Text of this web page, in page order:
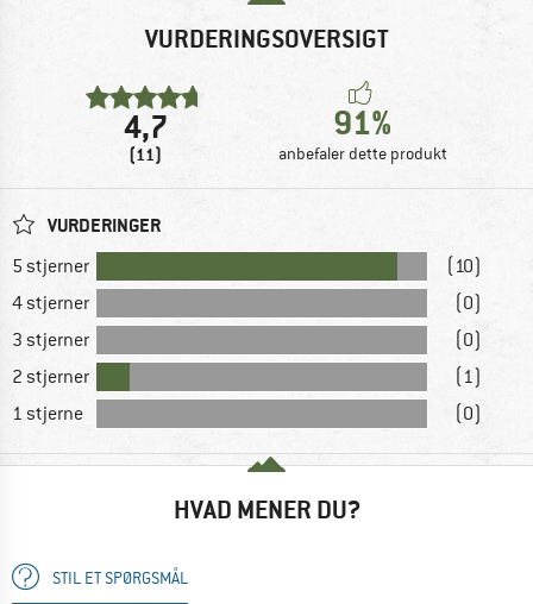
VURDERINGSOVERSIGT
4,7
(11)
91%
anbefaler dette produkt
VURDERINGER
5 stjerner
(10)
4 stjerner
(0)
3 stjerner
(0)
2 stjerner
(1)
1 stjerne
(0)
HVAD MENER DU?
STIL ET SPØRGSMÅL